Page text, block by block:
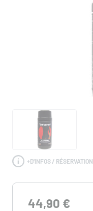
+D'INFOS / RÉSERVATION
44,90 €